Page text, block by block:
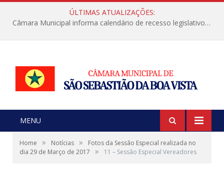
ÚLTIMAS ATUALIZAÇÕES:
Câmara Municipal informa calendário de recesso legislativo de julho
MENU
Home » Notícias »
Fotos da Sessão Especial realizada no
dia 29 de Março de 2017
» 11 – Sessão Especial Vereadores